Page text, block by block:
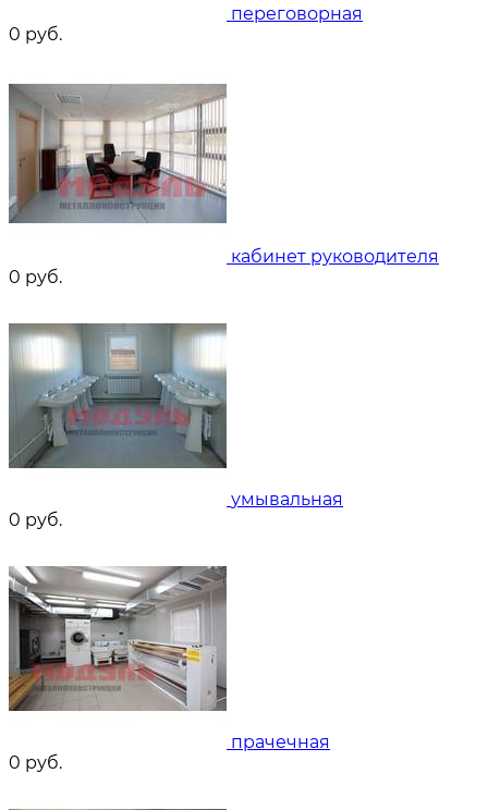
переговорная
0 руб.
кабинет руководителя
0 руб.
умывальная
0 руб.
прачечная
0 руб.